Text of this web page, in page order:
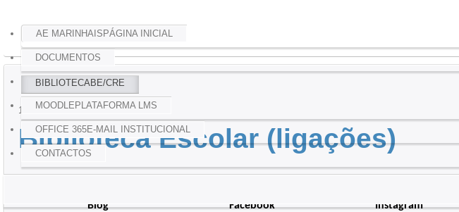
AE MARINHAIS PÁGINA INICIAL
DOCUMENTOS
BIBLIOTECABE/CRE
MOODLE PLATAFORMA LMS
OFFICE 365E-MAIL INSTITUCIONAL
CONTACTOS
11 maio 2026
Biblioteca Escolar (ligações)
Blog Facebook Instagram